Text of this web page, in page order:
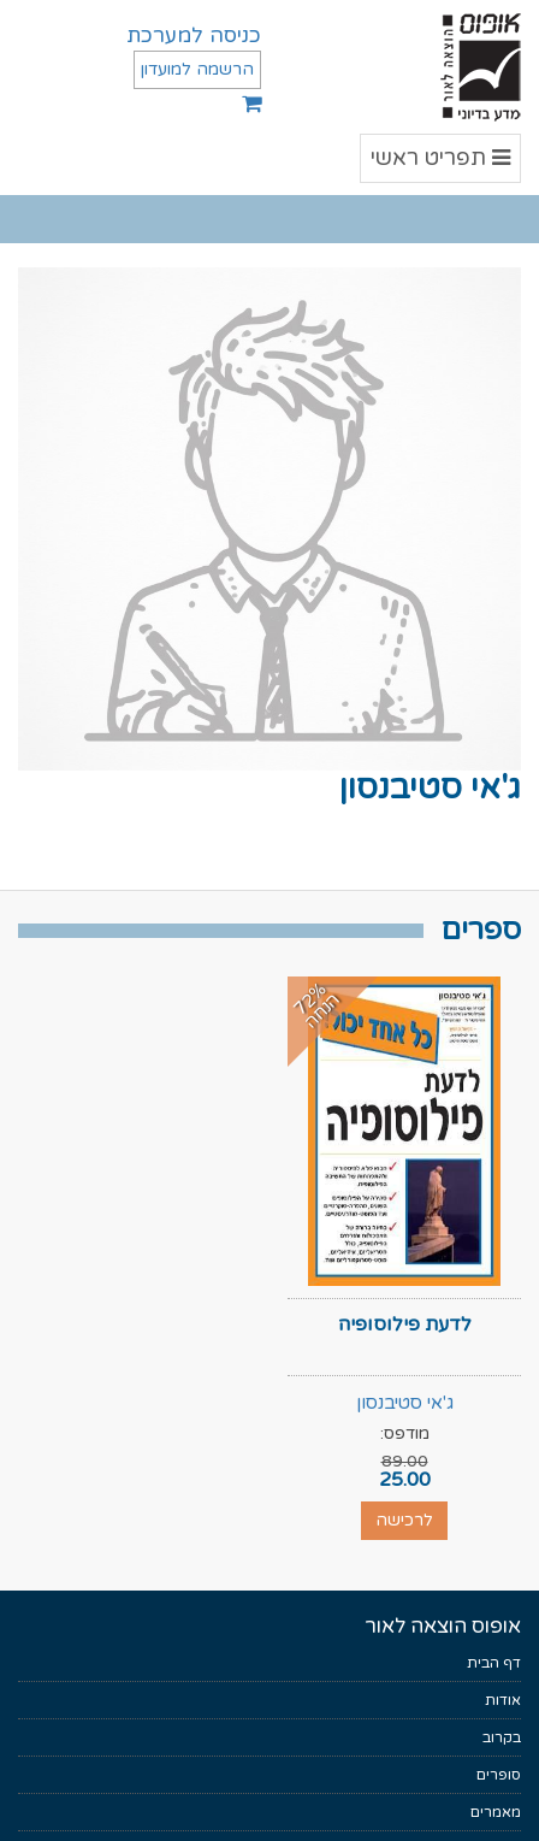
כניסה למערכת
הרשמה למועדון
תפריט
ראשי
תפריט ראשי
ג'אי סטיבנסון
ספרים
7
2
%
ה
נ
ח
ה
לדעת פילוסופיה
ג'אי סטיבנסון
מודפס:
89.00
25.00
לרכישה
אופוס הוצאה לאור
דף הבית
אודות
בקרוב
סופרים
מאמרים